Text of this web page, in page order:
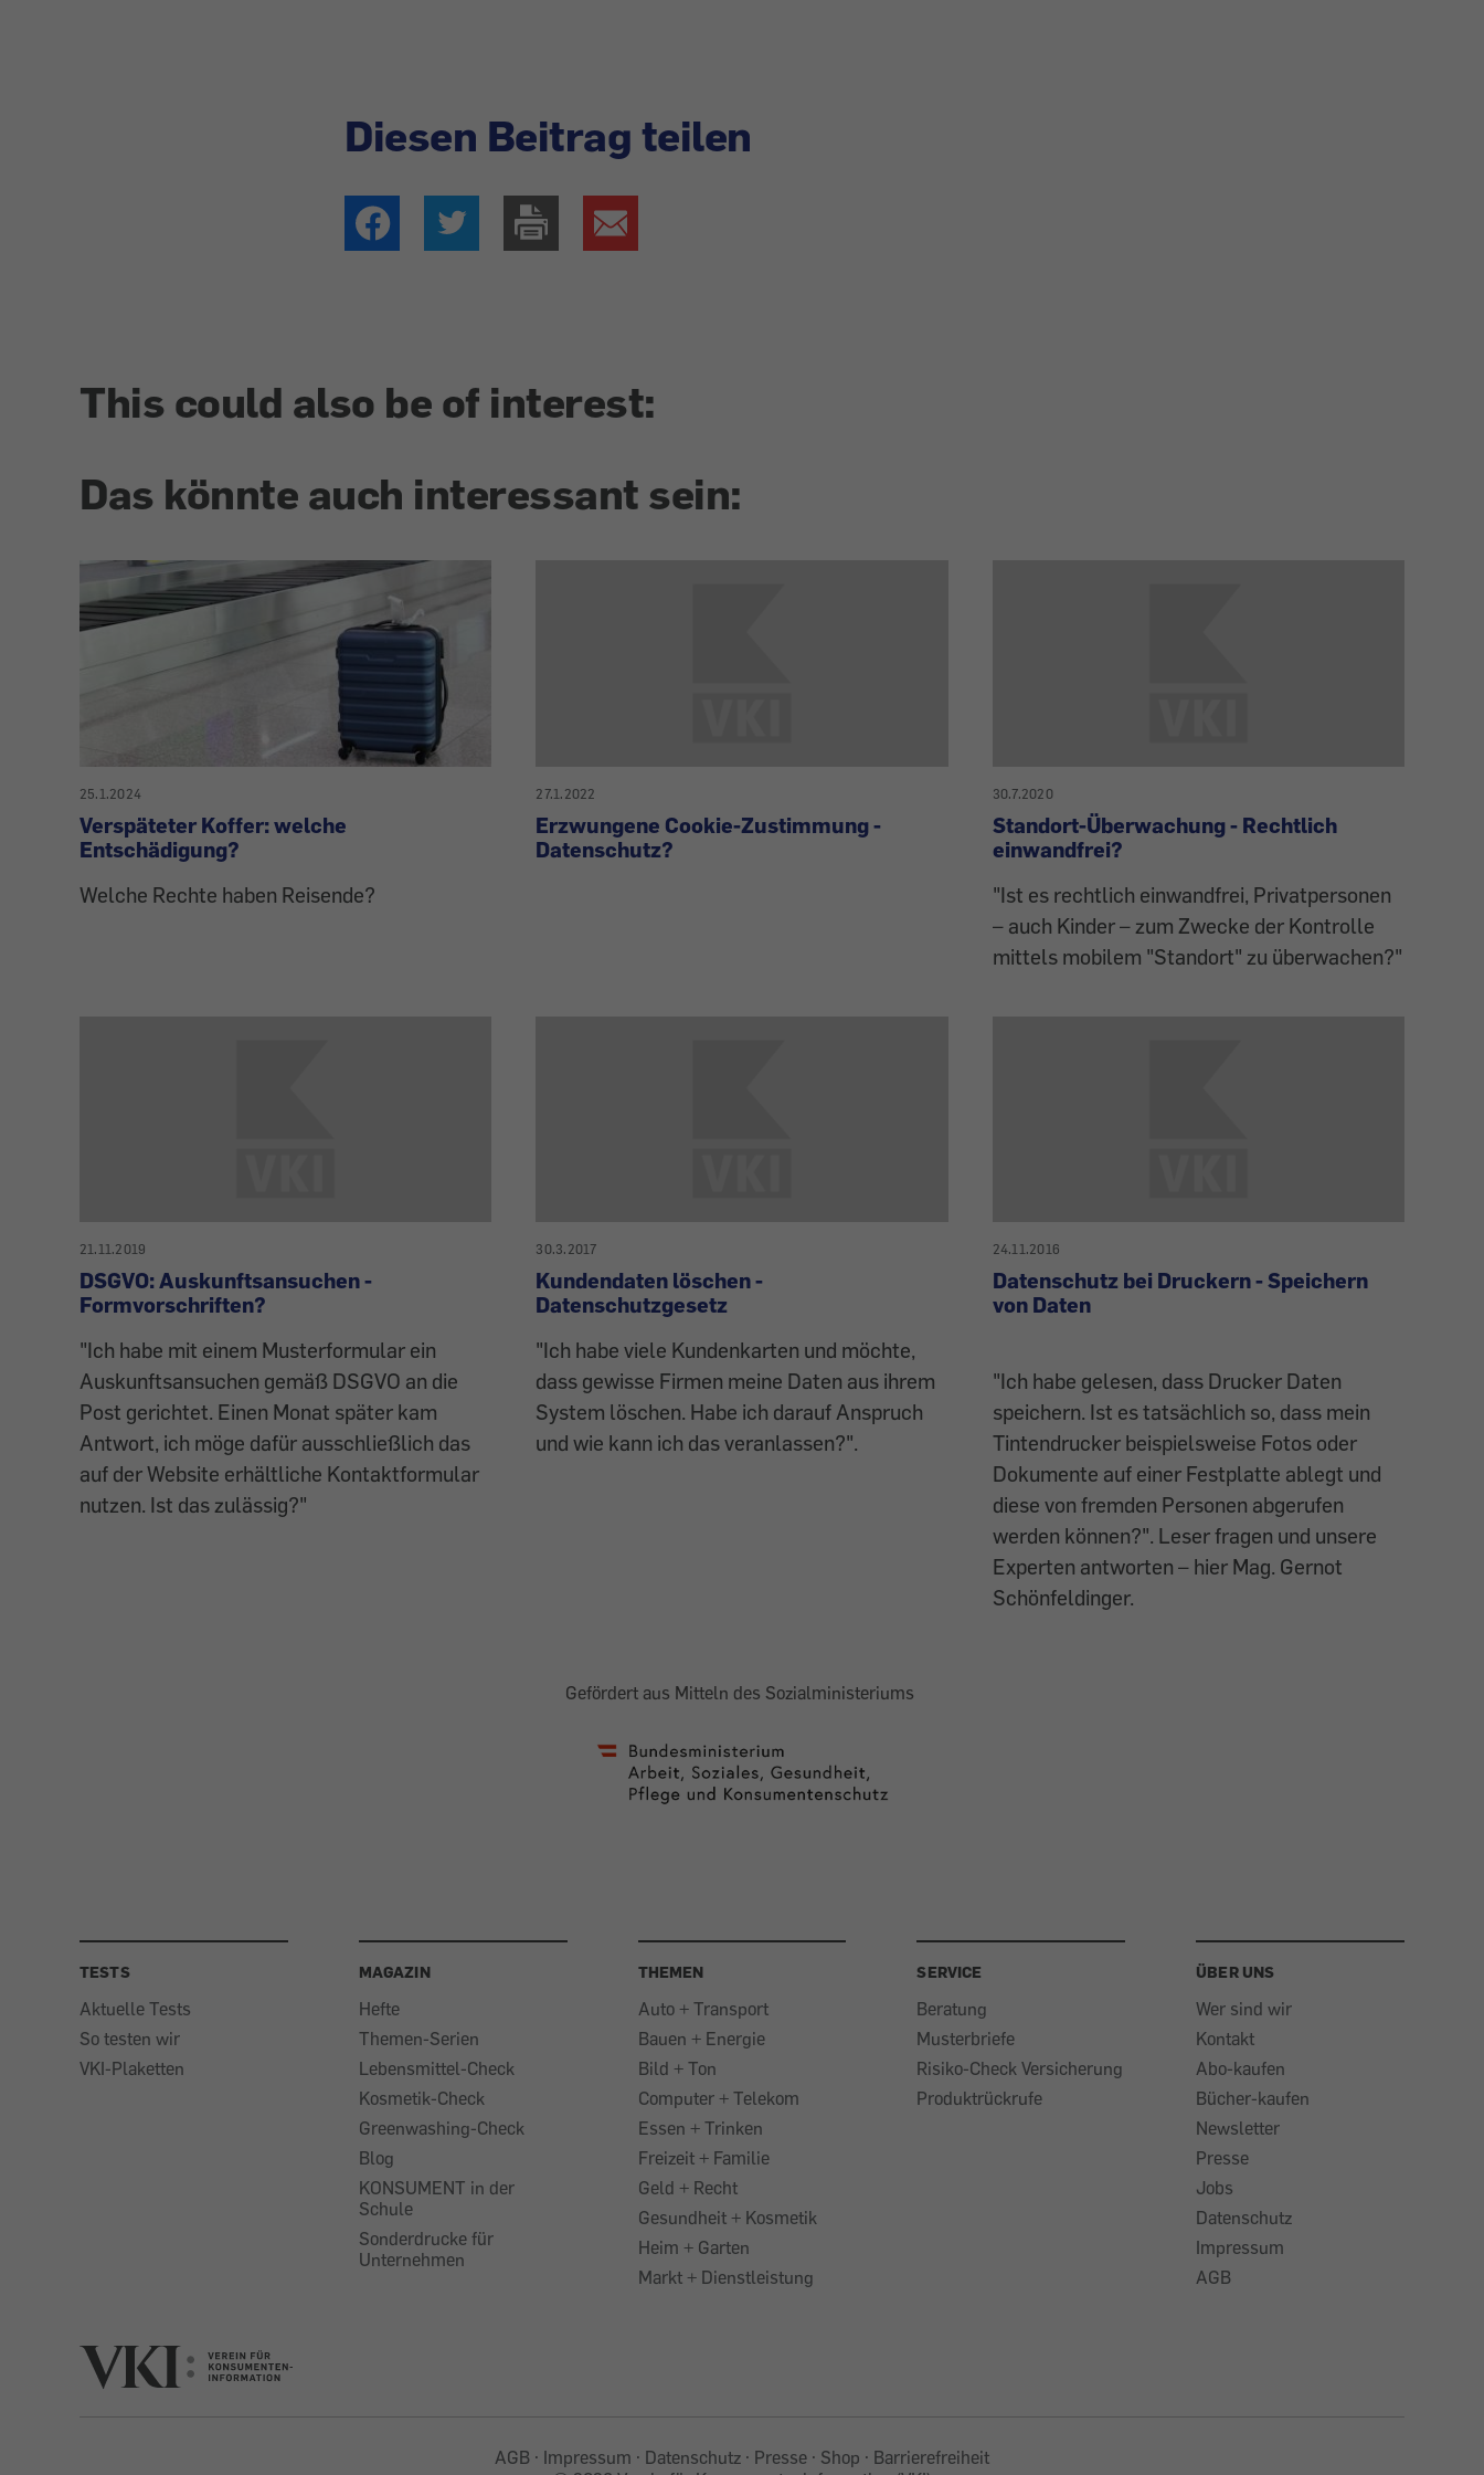
Diesen Beitrag teilen
This could also be of interest:
Das könnte auch interessant sein:
25.1.2024
Verspäteter Koffer: welche
Entschädigung?
Welche Rechte haben Reisende?
27.1.2022
Erzwungene Cookie-Zustimmung -
Datenschutz?
30.7.2020
Standort-Überwachung - Rechtlich
einwandfrei?
"Ist es rechtlich einwandfrei, Privatpersonen
– auch Kinder – zum Zwecke der Kontrolle
mittels mobilem "Standort" zu überwachen?"
21.11.2019
DSGVO: Auskunftsansuchen -
Formvorschriften?
"Ich habe mit einem Musterformular ein
Auskunftsansuchen gemäß DSGVO an die
Post gerichtet. Einen Monat später kam
Antwort, ich möge dafür ausschließlich das
auf der Website erhältliche Kontaktformular
nutzen. Ist das zulässig?"
30.3.2017
Kundendaten löschen -
Datenschutzgesetz
"Ich habe viele Kundenkarten und möchte,
dass gewisse Firmen meine Daten aus ihrem
System löschen. Habe ich darauf Anspruch
und wie kann ich das veranlassen?".
24.11.2016
Datenschutz bei Druckern - Speichern
von Daten
"Ich habe gelesen, dass Drucker Daten
speichern. Ist es tatsächlich so, dass mein
Tintendrucker beispielsweise Fotos oder
Dokumente auf einer Festplatte ablegt und
diese von fremden Personen abgerufen
werden können?". Leser fragen und unsere
Experten antworten – hier Mag. Gernot
Schönfeldinger.
Gefördert aus Mitteln des Sozialministeriums
TESTS
Aktuelle Tests
So testen wir
VKI-Plaketten
MAGAZIN
Hefte
Themen-Serien
Lebensmittel-Check
Kosmetik-Check
Greenwashing-Check
Blog
KONSUMENT in der
Schule
Sonderdrucke für
Unternehmen
THEMEN
Auto + Transport
Bauen + Energie
Bild + Ton
Computer + Telekom
Essen + Trinken
Freizeit + Familie
Geld + Recht
Gesundheit + Kosmetik
Heim + Garten
Markt + Dienstleistung
SERVICE
Beratung
Musterbriefe
Risiko-Check Versicherung
Produktrückrufe
ÜBER UNS
Wer sind wir
Kontakt
Abo-kaufen
Bücher-kaufen
Newsletter
Presse
Jobs
Datenschutz
Impressum
AGB
AGB Impressum Datenschutz Presse Shop
Barrierefreiheit